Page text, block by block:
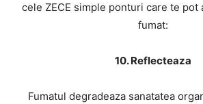
cele ZECE simple ponturi care te pot
fumat:
10. Reflecteaza
Fumatul degradeaza sanatatea